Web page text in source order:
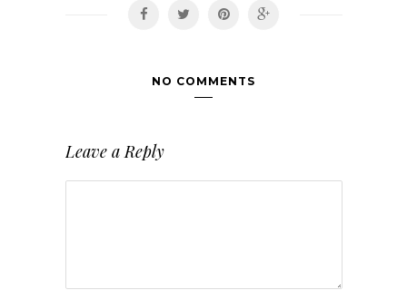
NO COMMENTS
Leave a Reply